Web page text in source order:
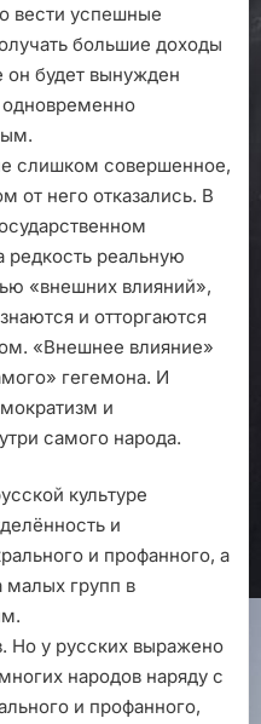
вести успешные
большие доходы
он будет вынужден
одновременно
слишком совершенное,
от него отказались. В
редкость реальную
«внешних влияний»,
и отторгаются
«Внешнее влияние»
гегемона. И
и
самого народа.
культуре
и
и профанного, а
малых групп в
Но у русских выражено
народов наряду с
и профанного,